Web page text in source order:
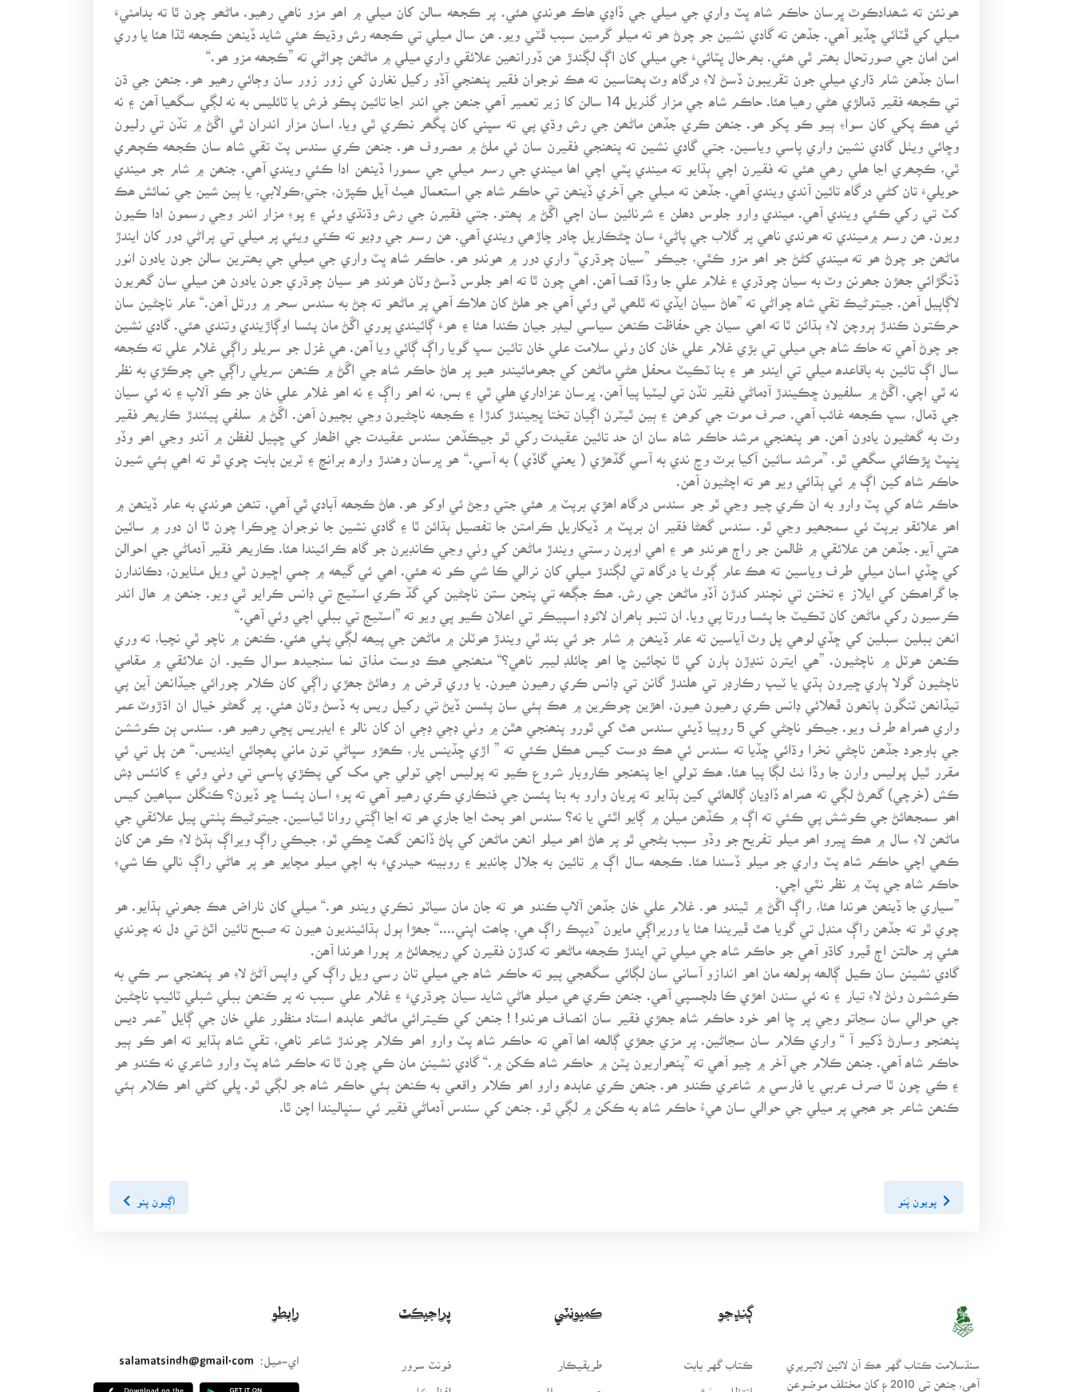
ھونئن ته شھدادڪوٽ ڀرسان حاڪم شاھ ڀٽ واري جي ميلي جي ڏاڍي ھاڪ ھوندي ھئي. پر ڪجھه سالن کان ميلي ۾ اھو مزو ناھي رھيو. ماڻھو چون ٿا ته بدامنيءَ
ميلي کي ڦٽائي ڇڏيو آھي. جڏھن ته گادي نشين جو چوڻ ھو ته ميلو گرمين سبب ڦٽي ويو. ھن سال ميلي تي ڪجھه رش وڌيڪ ھئي شايد ڏينھن ڪجھه ٿڌا ھئا يا وري
امن امان جي صورتحال بھتر ٿي ھئي. بھرحال ڀٽائيءَ جي ميلي کان اڳ لڳندڙ ھن ڏورانھين علائقي واري ميلي ۾ ماڻھن چواڻي ته ”ڪجھه مزو ھو.“
اسان جڏھن شام ڌاري ميلي جون تقريبون ڏسڻ لاءِ درگاھ وٽ پھتاسين ته ھڪ نوجوان فقير پنھنجي آڏو رکيل نغارن کي زور زور سان وڄائي رھيو ھو. جنھن جي ڌن
تي ڪجھه فقير ڌمالڙي ھڻي رھيا ھئا. حاڪم شاھ جي مزار گذريل 14 سالن کا زير تعمير آھي جنھن جي اندر اڃا تائين پڪو فرش يا ٽائليس به نه لڳي سگھيا آھن ۽ نه
ئي ھڪ پکي کان سواءِ ٻيو ڪو پکو ھو. جنھن ڪري جڏھن ماڻھن جي رش وڌي پي ته سڀني کان پگھر نڪري ٿي ويا. اسان مزار اندران ٿي اڱڻ ۾ تڏن تي رليون
وڇائي ويٺل گادي نشين واري پاسي وياسين. جتي گادي نشين ته پنھنجي فقيرن سان ئي ملڻ ۾ مصروف ھو. جنھن ڪري سندس پٽ تقي شاھ سان ڪجھه ڪچھري
ٿي، ڪچھري اڃا ھلي رھي ھئي ته فقيرن اچي ٻڌايو ته ميندي پٽي اچي اھا ميندي جي رسم ميلي جي سمورا ڏينھن ادا ڪئي ويندي آھي. جنھن ۾ شام جو ميندي
حويليءَ تان کڻي درگاھ تائين آندي ويندي آھي. جڏھن ته ميلي جي آخري ڏينھن تي حاڪم شاھ جي استعمال ھيٺ آيل ڪپڙن، جتي،ڪولابي، يا ٻين شين جي نمائش ھڪ
کٽ تي رکي ڪئي ويندي آھي. ميندي وارو جلوس دھلن ۽ شرنائين سان اچي اڱڻ ۾ پھتو. جتي فقيرن جي رش وڌنڌي وئي ۽ پوءِ مزار اندر وڃي رسمون ادا ڪيون
ويون. ھن رسم ۾ميندي ته ھوندي ناھي پر گلاب جي پاڻيءَ سان ڇڻڪاريل چادر چاڙھي ويندي آھي. ھن رسم جي وڊيو ته ڪئي ويئي پر ميلي تي پراڻي دور کان ايندڙ
ماڻھن جو چوڻ ھو ته ميندي کڻڻ جو اھو مزو ڪٿي، جيڪو ”سيان چوڌري“ واري دور ۾ ھوندو ھو. حاڪم شاھ ڀٽ واري جي ميلي جي بھترين سالن جون يادون انور
ڏنگڙائي جھڙن جھونن وٽ به سيان چوڌري ۽ غلام علي جا وڏا قصا آھن. اھي چون ٿا ته اھو جلوس ڏسڻ وٽان ھوندو ھو سيان چوڌري جون يادون ھن ميلي سان گھريون
لاڳاپيل آھن. جيتوڻيڪ تقي شاھ چواڻي ته ”ھاڻ سيان ايڏي ته ٿلھي ٿي وئي آھي جو ھلڻ کان ھلاڪ آھي پر ماڻھو ته ڄڻ به سندس سحر ۾ ورتل آھن.“ عام ناچڻين سان
حرڪتون ڪندڙ ٻروچن لاءِ ٻڌائن ٿا ته اھي سيان جي حفاظت ڪنھن سياسي ليڊر جيان ڪندا ھئا ۽ ھوءَ ڳائيندي پوري اڱڻ مان پئسا اوڳاڙيندي وتندي ھئي. گادي نشين
جو چوڻ آھي ته حاڪ شاھ جي ميلي تي بڙي غلام علي خان کان وٺي سلامت علي خان تائين سڀ گويا راڳ ڳائي ويا آھن. ھي غزل جو سريلو راڳي غلام علي ته ڪجھه
سال اڳ تائين به باقاعدھ ميلي تي ايندو ھو ۽ بنا ٽڪيٽ محفل ھڻي ماڻھن کي جھومائيندو ھيو پر ھاڻ حاڪم شاھ جي اڱڻ ۾ ڪنھن سريلي راڳي جي چوڪڙي به نظر
نه ٿي اچي. اڱڻ ۾ سلفيون ڇڪيندڙ آدماڻي فقير تڏن تي ليٽيا پيا آھن. ڀرسان عزاداري ھلي ٿي ۽ بس، نه اھو راڳ ۽ نه اھو غلام علي خان جو ڪو آلاپ ۽ نه ئي سيان
جي ڌمال، سڀ ڪجھه غائب آھي. صرف موت جي کوھن ۽ ٻين ٿيٽرن اڳيان تختا ڀڃيندڙ کدڙا ۽ ڪجھه ناچڻيون وڃي بچيون آھن. اڱڻ ۾ سلفي پيئندڙ ڪاريھر فقير
وٽ به گھڻيون يادون آھن. ھو پنھنجي مرشد حاڪم شاھ سان ان حد تائين عقيدت رکي ٿو جيڪڏھن سندس عقيدت جي اظھار کي ڇپيل لفظن ۾ آندو وڃي اھو وڏو
ڀنڀٽ ڀڙڪائي سگھي ٿو. ”مرشد سائين آکيا برٽ وچ ندي به آسي گڏھڙي ( يعني گاڏي ) به آسي.“ ھو ڀرسان وھندڙ وارھ برانچ ۽ ٽرين بابت چوي ٿو ته اھي ٻئي شيون
حاڪم شاھ کين اڳ ۾ ئي ٻڌائي ويو ھو ته اچڻيون آھن.
حاڪم شاھ کي پٽ وارو به ان ڪري چيو وڃي ٿو جو سندس درگاھ اھڙي برپٽ ۾ ھئي جتي وڃڻ ئي اوکو ھو. ھاڻ ڪجھه آبادي ٿي آھي. تنھن ھوندي به عام ڏينھن ۾
اھو علائقو برپٽ ئي سمجھيو وڃي ٿو. سندس گھڻا فقير ان برپٽ ۾ ڏيکاريل ڪرامتن جا تفصيل ٻڌائن ٿا ۽ گادي نشين جا نوجوان ڇوڪرا چون ٿا ان دور ۾ سائين
ھتي آيو. جڏھن ھن علائقي ۾ ظالمن جو راڄ ھوندو ھو ۽ اھي اوپرن رستي ويندڙ ماڻھن کي وٺي وڃي ڪانڊيرن جو گاھ ڪرائيندا ھئا. ڪاريھر فقير آدماڻي جي احوالن
کي ڇڏي اسان ميلي طرف وياسين ته ھڪ عام ڳوٺ يا درگاھ تي لڳندڙ ميلي کان نرالي ڪا شي ڪو نه ھئي. اھي ئي گيھه ۾ ڄمي اڇيون ٿي ويل مٺايون، دڪاندارن
جا گراھڪن کي ايلاز ۽ تختن تي نچندر کدڙن آڏو ماڻھن جي رش. ھڪ جڳھه تي پنجن ستن ناچڻين کي گڏ ڪري اسٽيج تي ڊانس ڪرايو ٿي ويو. جنھن ۾ ھال اندر
ڪرسيون رکي ماڻھن کان ٽڪيٽ جا پئسا ورتا پي ويا. ان تنبو ٻاھران لائوڊ اسپيڪر تي اعلان ڪيو پي ويو ته ”اسٽيج تي ببلي اچي وئي آھي.“
انھن ببلين سبلين کي ڇڏي لوھي پل وٽ آياسين ته عام ڏينھن ۾ شام جو ئي بند ٿي ويندڙ ھوٽلن ۾ ماڻھن جي پيھه لڳي پئي ھئي. ڪنھن ۾ ناچو ٿي نچيا، ته وري
ڪنھن ھوٽل ۾ ناچڻيون. ”ھي ايترن ننڍڙن ٻارن کي ٿا نچائين ڇا اھو چائلڊ ليبر ناھي؟“ منھنجي ھڪ دوست مذاق نما سنجيده سوال ڪيو. ان علائقي ۾ مقامي
ناچڻيون گولا ٻاري ڇيرون ٻڌي يا ٽيپ رڪارڊر تي ھلندڙ گانن تي ڊانس ڪري رھيون ھيون. يا وري قرض ۾ وھائڻ جھڙي راڳي کان ڪلام چورائي جيڏانھن آين پي
تيڏانھن ٽنگون ٻانھون ڦھلائي ڊانس ڪري رھيون ھيون. اھڙين چوڪرين ۾ ھڪ ٻئي سان پئسن ڏيڻ تي رکيل ريس به ڏسڻ وٽان ھئي. پر گھڻو خيال ان اڌڙوٽ عمر
واري ھمراھ طرف ويو. جيڪو ناچڻي کي 5 روپيا ڏيئي سندس ھٿ کي ٿورو پنھنجي ھٿن ۾ وٺي ڊڄي ڊڄي ان کان نالو ۽ ايڊريس پڇي رھيو ھو. سندس ٻن ڪوششن
جي باوجود جڏھن ناچڻي نخرا وڌائي ڇڏيا ته سندس ئي ھڪ دوست کيس ھڪل ڪئي ته ” اڙي ڇڏينس يار، ڪھڙو سڀاڻي تون ماني پھچائي اينديس.“ ھن پل تي ئي
مقرر ٿيل پوليس وارن جا وڏا ٺٺ لڳا پيا ھئا. ھڪ ٽولي اڃا پنھنجو ڪاروبار شروع ڪيو ته پوليس اچي ٽولي جي مک کي پڪڙي پاسي تي وٺي وئي ۽ کانئس ڊش
ڪش (خرچي) گھرڻ لڳي ته ھمراھ ڏاڍيان ڳالھائي کين ٻڌايو ته پريان وارو به بنا پئسن جي فنڪاري ڪري رھيو آھي ته پوءِ اسان پئسا ڇو ڏيون؟ ڪنگلن سپاھين کيس
اھو سمجھائڻ جي ڪوشش پي ڪئي ته اڳ ۾ ڪڏھن ميلن ۾ ڳايو اٿئي يا نه؟ سندس اھو بحث اڃا جاري ھو ته اڃا اڳتي روانا ٿياسين. جيتوڻيڪ پٺتي پيل علائقي جي
ماڻھن لاءِ سال ۾ ھڪ ڀيرو اھو ميلو تفريح جو وڏو سبب بڻجي ٿو پر ھاڻ اھو ميلو انھن ماڻھن کي پاڻ ڏانھن گھٽ ڇڪي ٿو، جيڪي راڳ ويراڳ ٻڌڻ لاءِ ڪو ھن کان
ڪھي اچي حاڪم شاھ پٽ واري جو ميلو ڏسندا ھئا. ڪجھه سال اڳ ۾ تائين به جلال چانڊيو ۽ روبينه حيدريءَ به اچي ميلو مچايو ھو پر ھاڻي راڳ نالي ڪا شيءِ
حاڪم شاھ جي پٽ ۾ نظر نٿي اچي.
”سياري جا ڏينھن ھوندا ھئا، راڳ اڱڻ ۾ ٿيندو ھو. غلام علي خان جڏھن آلاپ ڪندو ھو ته جان مان سياٽو نڪري ويندو ھو.“ ميلي کان ناراض ھڪ جھوني ٻڌايو. ھو
چوي ٿو ته جڏھن راڳ منڊل تي گويا ھٿ ڦيريندا ھئا يا وريراڳي مايون ”ديپڪ راڳ ھي، چاھت اپني....“ جھڙا ٻول ٻڌائينديون ھيون ته صبح تائين اٿڻ تي دل نه چوندي
ھئي پر حالتن اڄ ڦيرو کاڌو آھي جو حاڪم شاھ جي ميلي تي ايندڙ ڪجھه ماڻھو ته کدڙن فقيرن کي ريجھائڻ ۾ پورا ھوندا آھن.
گادي نشينن سان ڪيل ڳالھه ٻولھه مان اھو اندازو آساني سان لڳائي سگھجي پيو ته حاڪم شاھ جي ميلي تان رسي ويل راڳ کي واپس آڻڻ لاءِ ھو پنھنجي سر ڪي به
ڪوششون وٺڻ لاءِ تيار ۽ نه ئي سندن اھڙي ڪا دلچسپي آھي. جنھن ڪري ھي ميلو ھاڻي شايد سيان چوڌريءَ ۽ غلام علي سبب نه پر ڪنھن ببلي شبلي ٽائيپ ناچڻين
جي حوالي سان سڃاتو وڃي پر ڇا اھو خود حاڪم شاھ جھڙي فقير سان انصاف ھوندو! ! جنھن کي ڪيترائي ماڻھو عابدھ استاد منظور علي خان جي ڳايل ”عمر ديس
پنھنجو وسارڻ ڏکيو آ “ واري ڪلام سان سڃاڻين. پر مزي جھڙي ڳالھه اھا آھي ته حاڪم شاھ پٽ وارو اھو ڪلام چوندڙ شاعر ناھي، تقي شاھ ٻڌايو ته اھو ڪو ٻيو
حاڪم شاھ آھي. جنھن ڪلام جي آخر ۾ چيو آھي ته ”پنھواريون پٽن ۾ حاڪم شاھ ڪکن ۾.“ گادي نشينن مان ڪي چون ٿا ته حاڪم شاھ پٽ وارو شاعري نه ڪندو ھو
۽ ڪي چون ٿا صرف عربي يا فارسي ۾ شاعري ڪندو ھو. جنھن ڪري عابدھ وارو اھو ڪلام واقعي به ڪنھن ٻئي حاڪم شاھ جو لڳي ٿو. ڀلي کڻي اھو ڪلام ٻئي
ڪنھن شاعر جو ھجي پر ميلي جي حوالي سان ھيءُ حاڪم شاھ به ڪکن ۾ لڳي ٿو. جنھن کي سندس آدماڻي فقير ئي سنڀاليندا اچن ٿا.
پويون پَنو اڳيون پنو
سنڌسلامت ڪتاب گهر ھڪ آن لائين لائبريري
آھي، جنھن تي 2010ع کان مختلف موضوعن
ڳنڍجو
ڪتاب گهر بابت
انتظامي سَٿ
ڪميونٽي
طريقيڪار
عمومي سوال
پراجيڪٽ
فونٽ سرور
لفظيڪار
رابطو
اي-ميل:
salamatsindh@gmail.com